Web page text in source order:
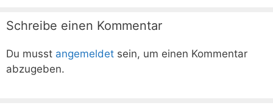
Schreibe einen Kommentar
Du musst angemeldet sein, um einen Kommentar
abzugeben.